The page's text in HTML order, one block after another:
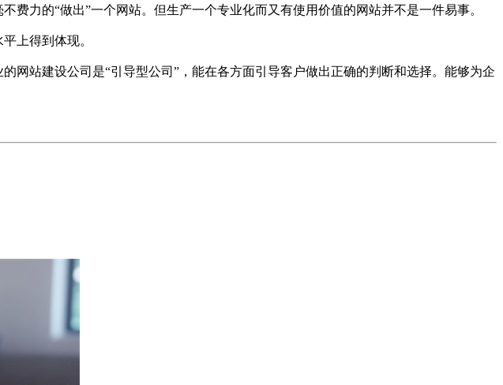
力的“做出”一个网站。但生产一个专业化而又有使用价值的网站并不是一件易事。
上得到体现。
网站建设公司是“引导型公司”，能在各方面引导客户做出正确的判断和选择。能够为企